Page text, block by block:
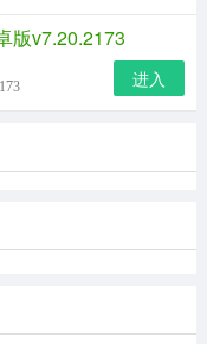
版v7.20.2173
进入